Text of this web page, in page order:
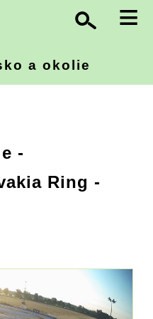
≡
a okolie
-
Ring -